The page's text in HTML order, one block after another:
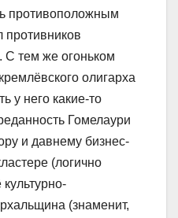
противоположным
противников
С тем же огоньком
олигарха
у него какие-то
Гомелаури
и давнему бизнес-
(логично
(знаменит,